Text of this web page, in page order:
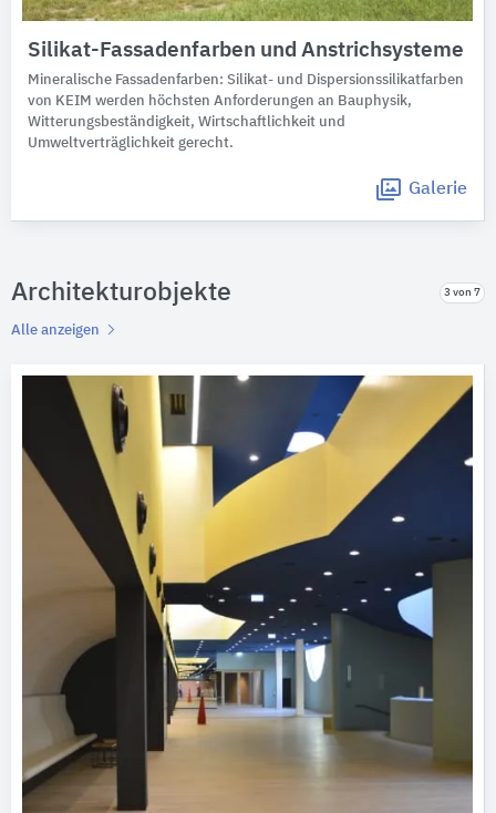
Silikat-Fassadenfarben und Anstrichsysteme
Mineralische Fassadenfarben: Silikat- und Dispersionssilikatfarben
von KEIM werden höchsten Anforderungen an Bauphysik,
Witterungsbeständigkeit, Wirtschaftlichkeit und
Umweltverträglichkeit gerecht.
Galerie
Architekturobjekte 3 von 7
Alle anzeigen